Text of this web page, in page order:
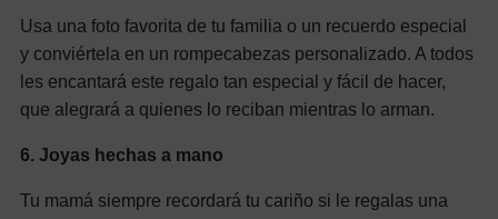
Usa una foto favorita de tu familia o un recuerdo especial
y conviértela en un rompecabezas personalizado. A todos
les encantará este regalo tan especial y fácil de hacer,
que alegrará a quienes lo reciban mientras lo arman.
6. Joyas hechas a mano
Tu mamá siempre recordará tu cariño si le regalas una